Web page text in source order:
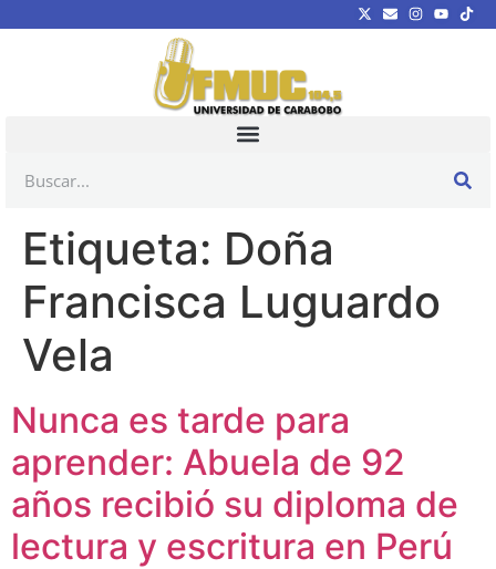
Etiqueta: Doña
Francisca Luguardo
Vela
Nunca es tarde para
aprender: Abuela de 92
años recibió su diploma de
lectura y escritura en Perú